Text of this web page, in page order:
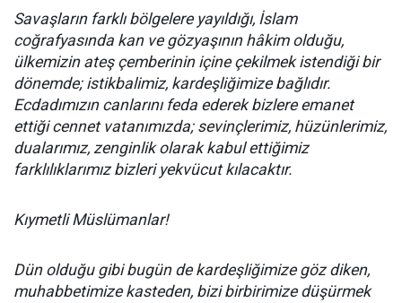
Savaşların farklı bölgelere yayıldığı, İslam
coğrafyasında kan ve gözyaşının hâkim olduğu,
ülkemizin ateş çemberinin içine çekilmek istendiği bir
dönemde; istikbalimiz, kardeşliğimize bağlıdır.
Ecdadımızın canlarını feda ederek bizlere emanet
ettiği cennet vatanımızda; sevinçlerimiz, hüzünlerimiz,
dualarımız, zenginlik olarak kabul ettiğimiz
farklılıklarımız bizleri yekvücut kılacaktır.
Kıymetli Müslümanlar!
Dün olduğu gibi bugün de kardeşliğimize göz diken,
muhabbetimize kasteden, bizi birbirimize düşürmek